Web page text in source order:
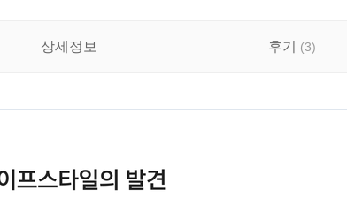
상세정보 후기 (3)